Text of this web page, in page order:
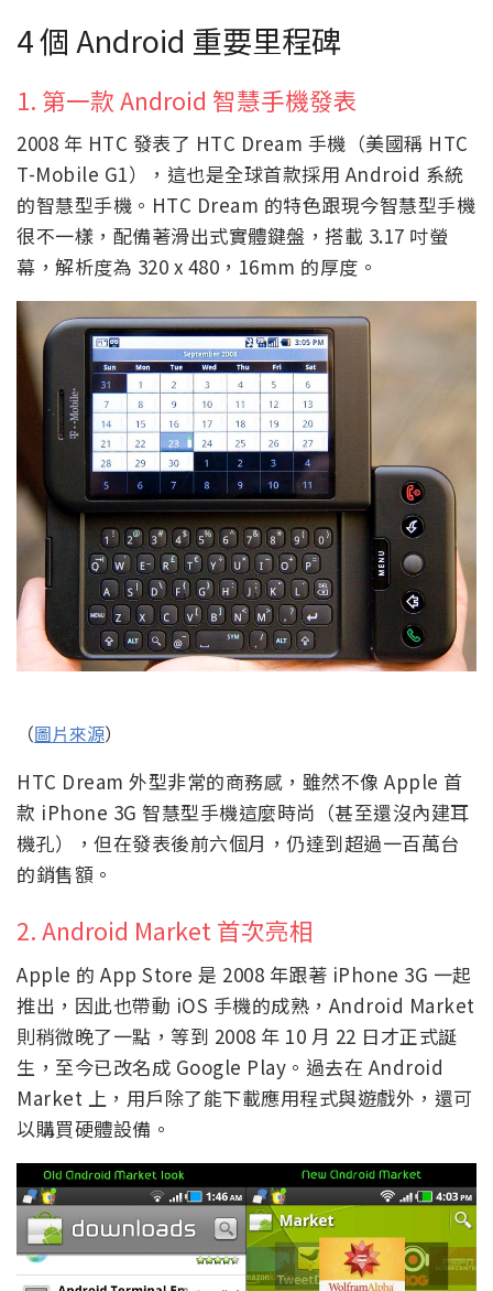
4 個 Android 重要里程碑
1. 第一款 Android 智慧手機發表
2008 年 HTC 發表了 HTC Dream 手機（美國稱 HTC
T-Mobile G1），這也是全球首款採用 Android 系統
的智慧型手機。HTC Dream 的特色跟現今智慧型手機
很不一樣，配備著滑出式實體鍵盤，搭載 3.17 吋螢
幕，解析度為 320 x 480，16mm 的厚度。
（圖片來源）
HTC Dream 外型非常的商務感，雖然不像 Apple 首
款 iPhone 3G 智慧型手機這麼時尚（甚至還沒內建耳
機孔），但在發表後前六個月，仍達到超過一百萬台
的銷售額。
2. Android Market 首次亮相
Apple 的 App Store 是 2008 年跟著 iPhone 3G 一起
推出，因此也帶動 iOS 手機的成熟，Android Market
則稍微晚了一點，等到 2008 年 10 月 22 日才正式誕
生，至今已改名成 Google Play。過去在 Android
Market 上，用戶除了能下載應用程式與遊戲外，還可
以購買硬體設備。